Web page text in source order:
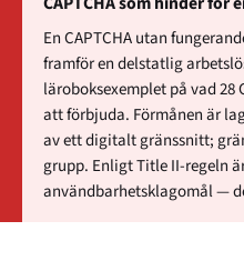
En CAPTCHA utan
framför en delstatlig
läroboksexemplet på vad 28
att förbjuda. Förmånen är
av ett digitalt gränssnitt;
grupp. Enligt Title II-regeln
användbarhetsklagomål —